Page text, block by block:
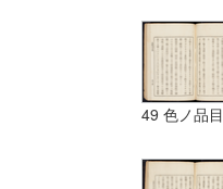
49 色ノ品目